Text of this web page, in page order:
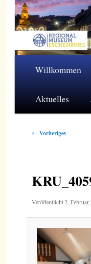
Zum
primären
Inhalt
Willkommen
Aktuelles
Bilder-
← Vorheriges
Veröffentlicht2. Februar